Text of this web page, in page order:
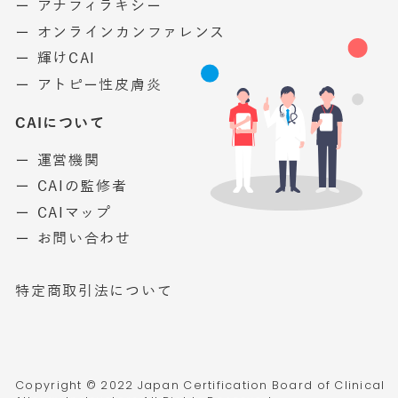
ー アナフィラキシー
ー オンラインカンファレンス
ー 輝けCAI
ー アトピー性皮膚炎
CAIについて
ー 運営機関
ー CAIの監修者
ー CAIマップ
ー お問い合わせ
特定商取引法について
Copyright © 2022 Japan Certification Board of Clinical